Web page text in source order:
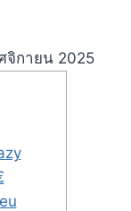
จิกายน 2025